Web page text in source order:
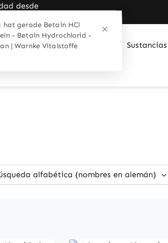
desde
Grupos de interés
alfabética (nombres en alemán)
hat gerade Betain HCl
- Betain Hydrochlorid -
| Warnke Vitalstoffe